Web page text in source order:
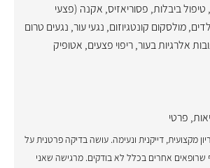
, טיפול ביבלות, פסוריאזיס, אקנה (פצעי
,מולסקום קונטגיוזום, נגעי עור, נגעים טרום
אלרגיות בעור,ריפוי פצעים, אטופיק
, פרטי
מקצועית, דייקנית ונעימה. עושה בדיקה פרטנית על
שרופאים אחרים בכלל לא בודקים. מרגישה שאני